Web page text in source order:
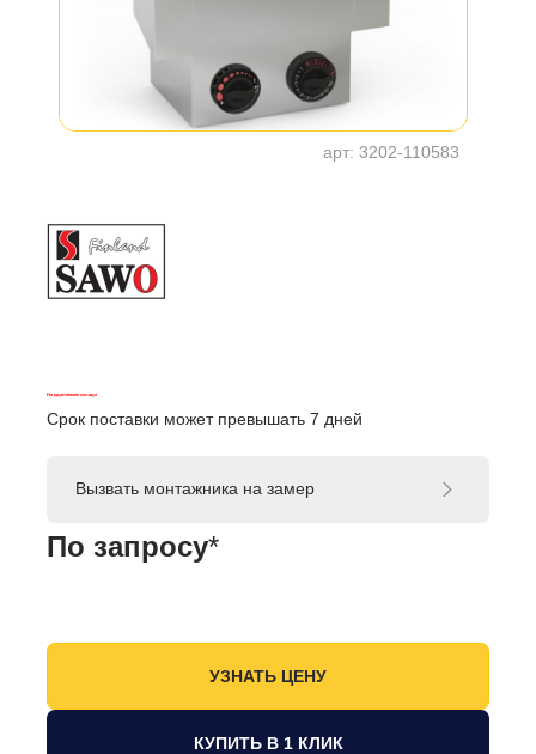
арт: 3202-110583
На удаленном складе
Срок поставки может превышать 7 дней
По запросу*
Вызвать монтажника на замер
КУПИТЬ В 1 КЛИК